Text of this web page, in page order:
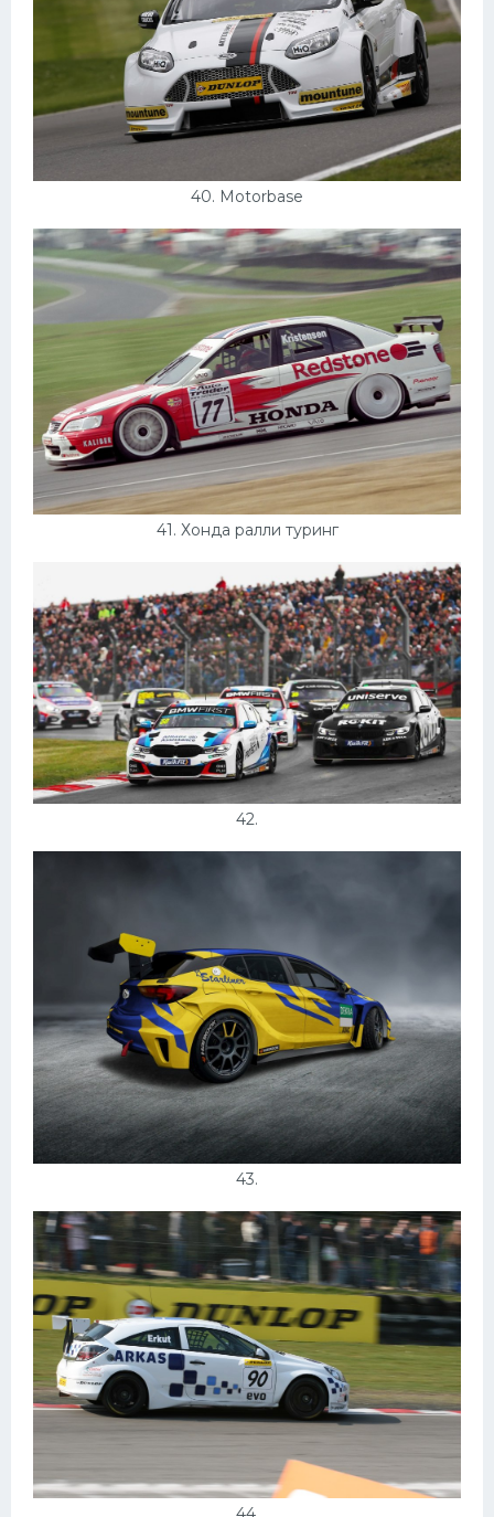
40. Motorbase
41. Хонда ралли туринг
42.
43.